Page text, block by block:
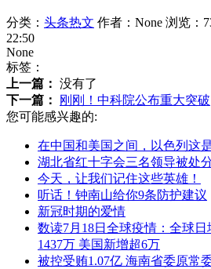
分类： 头条热文 作者：None 浏览：
22:50
None
标签：
上一篇： 没有了
下一篇：
刚刚！中科院公布重大突破
您可能感兴趣的:
在中国和美国之间，以色列这
湖北省红十字会三名领导被处
今天，让我们记住这些英雄！
听话！钟南山给你9条防护建议
新冠时期的爱情
数读7月18日全球疫情：全球
1437万 美国新增超6万
被控受贿1.07亿 海南省委原常